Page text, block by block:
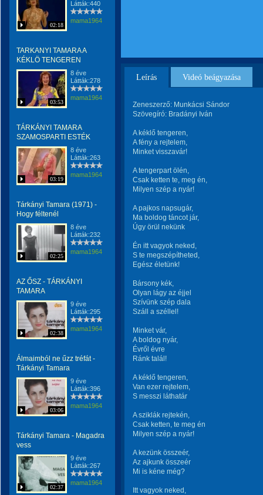
02:18
Látták:440
mama1964
TARKANYI TAMARA A
KÉKLÖ TENGEREN
03:53
8 éve
Látták:278
mama1964
TÁRKÁNYI TAMARA
SZAMOSPARTI ESTÉK
03:19
8 éve
Látták:263
mama1964
Tárkányi Tamara (1971) -
Hogy féltenél
02:25
8 éve
Látták:232
mama1964
AZ ŐSZ - TÁRKÁNYI
TAMARA
02:38
9 éve
Látták:295
mama1964
Álmaimból ne űzz tréfát -
Tárkányi Tamara
03:06
9 éve
Látták:396
mama1964
Tárkányi Tamara - Magadra
vess
02:37
9 éve
Látták:267
mama1964
Leírás Videó beágyazása
Zeneszerző: Munkácsi Sándor
Szövegíró: Bradányi Iván
A kéklő tengeren,
A fény a rejtelem,
Minket visszavár!
A tengerpart ölén,
Csak ketten te, meg én,
Milyen szép a nyár!
A pajkos napsugár,
Ma boldog táncot jár,
Úgy örül nekünk
Én itt vagyok neked,
S te megszépítheted,
Egész életünk!
Bársony kék,
Olyan lágy az éjjel
Szívünk szép dala
Száll a széllel!
Minket vár,
A boldog nyár,
Évről évre
Ránk talál!
A kéklő tengeren,
Van ezer rejtelem,
S messzi láthatár
A sziklák rejtekén,
Csak ketten, te meg én
Milyen szép a nyár!
A kezünk összeér,
Az ajkunk összeér
Mi is kéne még?
Itt vagyok neked,